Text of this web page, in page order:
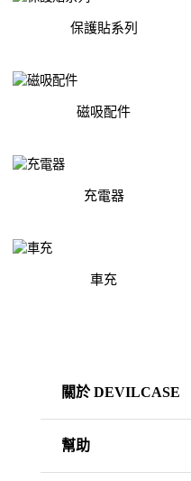
保護貼系列
磁吸配件
充電器
車充
關於 DEVILCASE
幫助